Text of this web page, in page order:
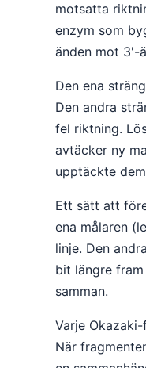
motsatta
enzym som
änden mot 3'-
Den ena
Den andra
fel riktning.
avtäcker ny
upptäckte
Ett sätt att
ena målaren
linje. Den
bit längre
samman.
Varje
När